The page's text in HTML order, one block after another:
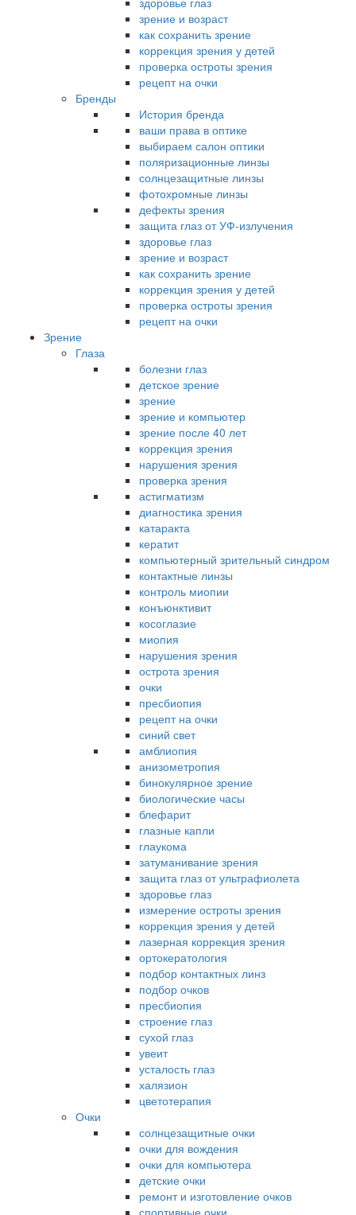
зрение и возраст
как сохранить зрение
коррекция зрения у детей
проверка остроты зрения
рецепт на очки
Бренды
История бренда
ваши права в оптике
выбираем салон оптики
поляризационные линзы
солнцезащитные линзы
фотохромные линзы
дефекты зрения
защита глаз от УФ-излучения
здоровье глаз
зрение и возраст
как сохранить зрение
коррекция зрения у детей
проверка остроты зрения
рецепт на очки
Зрение
Глаза
болезни глаз
детское зрение
зрение
зрение и компьютер
зрение после 40 лет
коррекция зрения
нарушения зрения
проверка зрения
астигматизм
диагностика зрения
катаракта
кератит
компьютерный зрительный синдром
контактные линзы
контроль миопии
конъюнктивит
косоглазие
миопия
нарушения зрения
острота зрения
очки
пресбиопия
рецепт на очки
синий свет
амблиопия
анизометропия
бинокулярное зрение
биологические часы
блефарит
глазные капли
глаукома
затуманивание зрения
защита глаз от ультрафиолета
здоровье глаз
измерение остроты зрения
коррекция зрения у детей
лазерная коррекция зрения
ортокератология
подбор контактных линз
подбор очков
пресбиопия
строение глаз
сухой глаз
увеит
усталость глаз
халязион
цветотерапия
Очки
солнцезащитные очки
очки для вождения
очки для компьютера
детские очки
ремонт и изготовление очков